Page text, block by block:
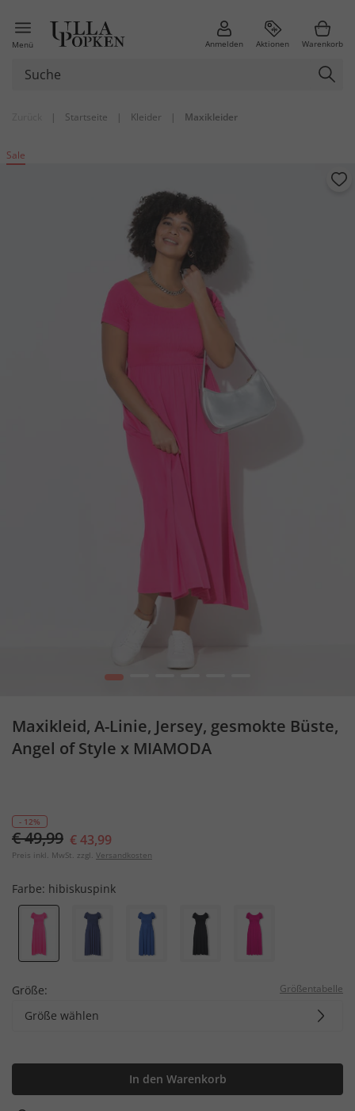
Menü Anmelden Aktionen Warenkorb
| Startseite | Kleider | Maxikleider
Sale
1
Maxikleid, A-Linie, Jersey, gesmokte Büste,
Angel of Style x MIAMODA
- 12%
€ 49,99 € 43,99
Preis inkl. MwSt. zzgl. Versandkosten
Farbe: hibiskuspink
Größe: Größentabelle
Größe wählen
In den Warenkorb